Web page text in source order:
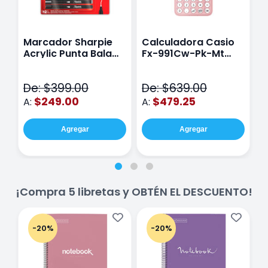
Marcador Sharpie
Acrylic Punta Bala
De: $399.00
A: $249.00
Agregar
Calculadora Casio
Fx-991Cw-Pk-Mt
De: $639.00
A: $479.25
Agregar
¡Compra 5 libretas y OBTÉN EL DESCUENTO!
-20% -20%